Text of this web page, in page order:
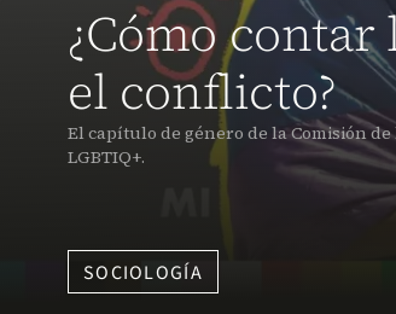
¿Cómo
el conflicto?
El capítulo de género de la Comisión
LGBTIQ+.
SOCIOLOGÍA